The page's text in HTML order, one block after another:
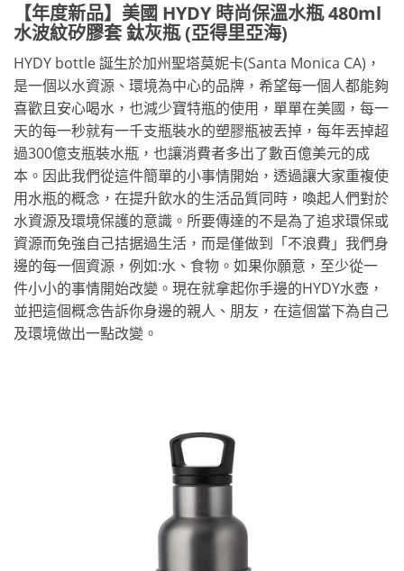
【年度新品】美國 HYDY 時尚保溫水瓶 480ml
水波紋矽膠套 鈦灰瓶 (亞得里亞海)
HYDY bottle 誕生於加州聖塔莫妮卡(Santa Monica CA)，
是一個以水資源、環境為中心的品牌，希望每一個人都能夠
喜歡且安心喝水，也減少寶特瓶的使用，單單在美國，每一
天的每一秒就有一千支瓶裝水的塑膠瓶被丟掉，每年丟掉超
過300億支瓶裝水瓶，也讓消費者多出了數百億美元的成
本。因此我們從這件簡單的小事情開始，透過讓大家重複使
用水瓶的概念，在提升飲水的生活品質同時，喚起人們對於
水資源及環境保護的意識。所要傳達的不是為了追求環保或
資源而免強自己拮据過生活，而是僅做到「不浪費」我們身
邊的每一個資源，例如:水、食物。如果你願意，至少從一
件小小的事情開始改變。現在就拿起你手邊的HYDY水壺，
並把這個概念告訴你身邊的親人、朋友，在這個當下為自己
及環境做出一點改變。